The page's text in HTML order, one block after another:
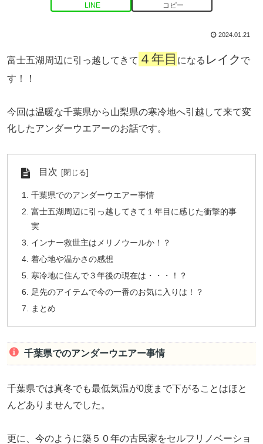
LINE コピー
2024.01.21
富士五湖周辺に引っ越してきて ４年目 になる レイク で
す！！
今回は温暖な千葉県から山梨県の寒冷地へ引越して来て変
化したアンダーウエアーのお話です。
目次
千葉県でのアンダーウエアー事情
富士五湖周辺に引っ越してきて１年目に感じた衝撃的事
実
インナー救世主はメリノウールか！？
着心地や温かさの感想
寒冷地に住んで３年後の現在は・・・！？
足先のアイテムで今の一番のお気に入りは！？
まとめ
千葉県でのアンダーウエアー事情
千葉県では真冬でも最低気温が0度まで下がることはほと
んどありませんでした。
更に、今のように築５０年の古民家をセルフリノベーショ